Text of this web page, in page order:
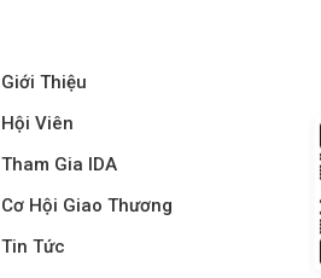
Giới Thiệu
Hội Viên
Tham Gia IDA
Cơ Hội Giao Thương
Tin Tức